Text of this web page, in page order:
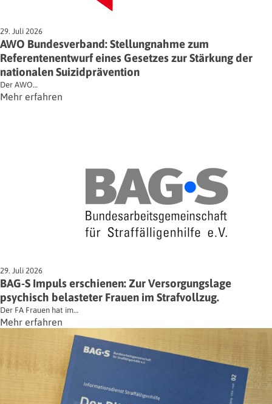
29. Juli 2026
AWO Bundesverband: Stellungnahme zum
Referentenentwurf eines Gesetzes zur Stärkung der
nationalen Suizidprävention
Der AWO…
Mehr erfahren
29. Juli 2026
BAG-S Impuls erschienen: Zur Versorgungslage
psychisch belasteter Frauen im Strafvollzug.
Der FA Frauen hat im…
Mehr erfahren